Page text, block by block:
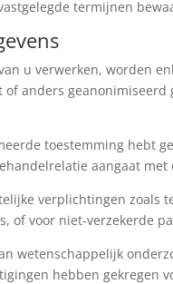
termijnen
u verwerken, worden
anders
toestemming hebt
aangaat
verplichtingen zoals
of voor niet-verzekerde
wetenschappelijk
hebben gekregen